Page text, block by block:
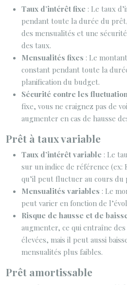
Taux d’intérêt fixe : Le taux
pendant toute la durée du
des mensualités et une
des taux.
Mensualités fixes : Le
constant pendant toute la
planification du budget.
Sécurité contre les
fixe, vous ne craignez pas de
augmenter en cas de hausse
Prêt à taux variable
Taux d’intérêt variable : Le
sur un indice de référence (ex:
qu’il peut fluctuer au cours du
Mensualités variables : Le
peut varier en fonction de
Risque de hausse et de
augmenter, ce qui entraîne
élevées, mais il peut aussi
mensualités plus faibles.
Prêt amortissable